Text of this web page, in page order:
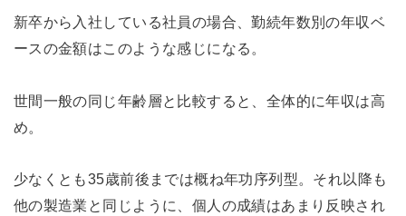
新卒から入社している社員の場合、勤続年数別の年収ベ
ースの金額はこのような感じになる。
世間一般の同じ年齢層と比較すると、全体的に年収は高
め。
少なくとも35歳前後までは概ね年功序列型。それ以降も
他の製造業と同じように、個人の成績はあまり反映され